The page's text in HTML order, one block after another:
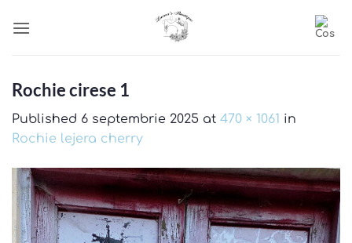
Rochie cirese 1
Published 6 septembrie 2025 at 470 × 1061 in
Rochie lejera cherry